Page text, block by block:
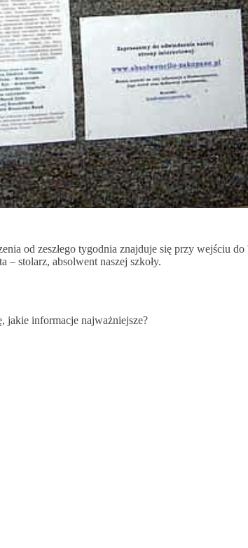
od zeszłego tygodnia znajduje się przy wejściu
– stolarz, absolwent naszej szkoły.
jakie informacje najważniejsze?